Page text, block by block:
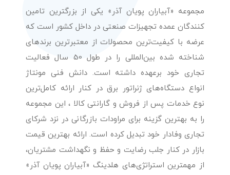
مجموعه «آبیاران پویان آذر» یکی از بزرگترین تامین
کنندگان عمده تجهیزات صنعتی در داخل کشور است که
عرضه با کیفیت‌ترین محصولات از معتبرترین برندهای
شناخته شده بین‌المللی را در طول 50 سال فعالیت
تجاری خود برعهده داشته است. دانش فنی مونتاژ
انواع دستگاه‌های ژنراتور برق در کنار ارائه کامل‌ترین
نوع خدمات پس از فروش و گارانتی کالا ، این مجموعه
را به بهترین گزینه برای مراودات بازرگانی در نزد شرکای
تجاری وفادار خود تبدیل کرده است. ارائه بهترین قیمت
بازار در کنار جلب رضایت و حفظ و نگهداشت مشتریان،
از مهمترین استراتژی‌های هلدینگ «آبیاران پویان آذر»